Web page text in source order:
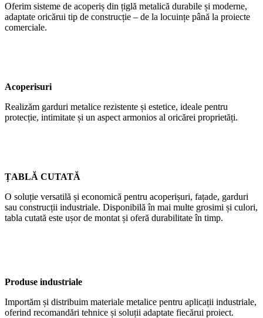
Oferim sisteme de acoperiș din țiglă metalică durabile și moderne,
adaptate oricărui tip de construcție – de la locuințe până la proiecte
comerciale.
Acoperisuri
Realizăm garduri metalice rezistente și estetice, ideale pentru
protecție, intimitate și un aspect armonios al oricărei proprietăți.
ȚABLĂ CUTATĂ
O soluție versatilă și economică pentru acoperișuri, fațade, garduri
sau construcții industriale. Disponibilă în mai multe grosimi și culori,
tabla cutată este ușor de montat și oferă durabilitate în timp.
Produse industriale
Importăm și distribuim materiale metalice pentru aplicații industriale,
oferind recomandări tehnice și soluții adaptate fiecărui proiect.